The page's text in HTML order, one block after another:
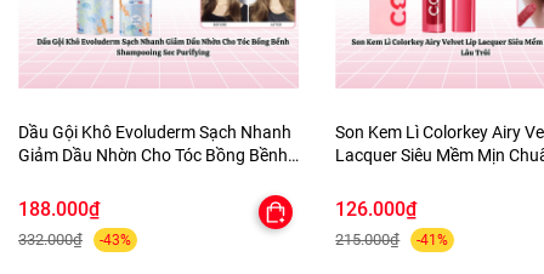
tay khách hàng! ❤️
#comakeup #cotrangdiemmini #amortals #mariejapan
#mariejapanstore #myphamchinhhang #myphamnhatban
#hangnhatgiatot #mariejapanhangnhat
Dầu Gội Khô Evoluderm Sạch Nhanh
Giảm Dầu Nhờn Cho Tóc Bồng Bềnh
188.000₫
332.000₫ -43%
Son Kem Lì Colorkey Airy
Lacquer Siêu Mềm Mịn
126.000₫
215.000₫ -41%